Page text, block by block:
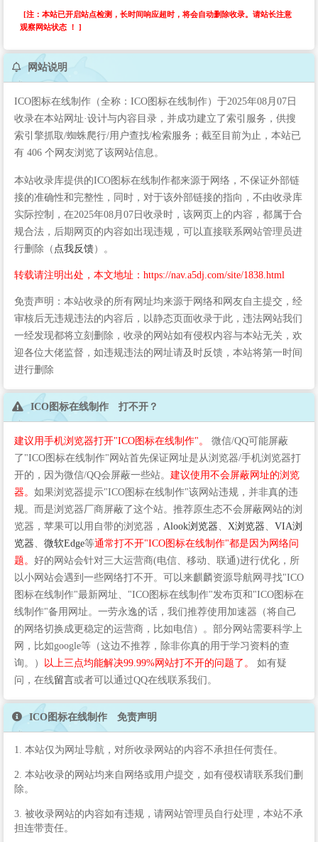
[注：本站已开启站点检测，长时间响应超时，将会自动删除收录。请站长注意
观察网站状态 ！ ]
网站说明
ICO图标在线制作（全称：ICO图标在线制作）于2025年08月07日
收录在本站网址·设计与内容目录，并成功建立了索引服务，供搜
索引擎抓取/蜘蛛爬行/用户查找/检索服务；截至目前为止，本站已
有 406 个网友浏览了该网站信息。
本站收录库提供的ICO图标在线制作都来源于网络，不保证外部链
接的准确性和完整性，同时，对于该外部链接的指向，不由收录库
实际控制，在2025年08月07日收录时，该网页上的内容，都属于合
规合法，后期网页的内容如出现违规，可以直接联系网站管理员进
行删除（ 点我反馈）。
转载请注明出处，本文地址：https://nav.a5dj.com/site/1838.html
免责声明：本站收录的所有网址均来源于网络和网友自主提交，经
审核后无违规违法的内容后，以静态页面收录于此，违法网站我们
一经发现都将立刻删除，收录的网站如有侵权内容与本站无关，欢
迎各位大佬监督，如违规违法的网址请及时反馈，本站将第一时间
进行删除
ICO图标在线制作 打不开？
建议用手机浏览器打开"ICO图标在线制作"。
微信/QQ可能屏蔽
了"ICO图标在线制作"网站首先保证网址是从浏览器/手机浏览器打
开的，因为微信/QQ会屏蔽一些站。 建议使用不会屏蔽网址的浏览
器。 如果浏览器提示"ICO图标在线制作"该网站违规，并非真的违
规。而是浏览器厂商屏蔽了这个站。推荐原生态不会屏蔽网站的浏
览器，苹果可以用自带的浏览器， Alook浏览器 X浏览器
VIA浏
览器
微软Edge等通常打不开"ICO图标在线制作"都是因为网络问
题。 好的网站会针对三大运营商(电信、移动、联通)进行优化，所
以小网站会遇到一些网络打不开。可以来麒麟资源导航网寻找"ICO
图标在线制作"最新网址、"ICO图标在线制作"发布页和"ICO图标在
线制作"备用网址。一劳永逸的话，我们推荐使用加速器（将自己
的网络切换成更稳定的运营商，比如电信）。部分网站需要科学上
网，比如google等（这边不推荐，除非你真的用于学习资料的查
询。）
以上三点均能解决99.99%网站打不开的问题了。
如有疑
问，在线留言或者可以通过QQ在线联系我们。
ICO图标在线制作 免责声明
1. 本站仅为网址导航，对所收录网站的内容不承担任何责任。
2. 本站收录的网站均来自网络或用户提交，如有侵权请联系我们删
除。
3. 被收录网站的内容如有违规，请网站管理员自行处理，本站不承
担连带责任。